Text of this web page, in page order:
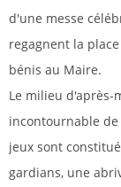
d'une messe
regagnent la
bénis au Maire.
Le milieu d'après-
incontournable
jeux sont
gardians, une